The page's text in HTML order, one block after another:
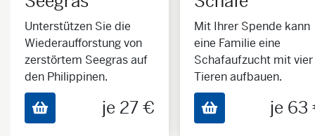
Unterstützen Sie die
Wiederaufforstung von
zerstörtem Seegras auf
den Philippinen.
je 27 €
Mit Ihrer Spende kann
eine Familie eine
Schafaufzucht mit vier
Tieren aufbauen.
je 63